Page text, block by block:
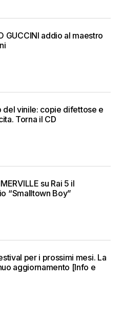
GUCCINI addio al maestro
del vinile: copie difettose e
Torna il CD
su Rai 5 il
“Smalltown Boy”
per i prossimi mesi. La
aggiornamento [Info e